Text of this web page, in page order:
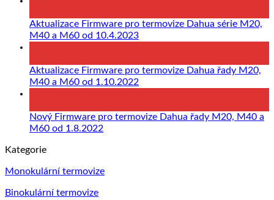
názvem
pořídit
je
Aktualizace Firmware pro termovize Dahua série M20,
M40 a M60 od 10.4.2023
Aktualizace Firmware pro termovize Dahua řady M20,
M40 a M60 od 1.10.2022
Nový Firmware pro termovize Dahua řady M20, M40 a
M60 od 1.8.2022
Kategorie
Monokulární termovize
Binokulární termovize